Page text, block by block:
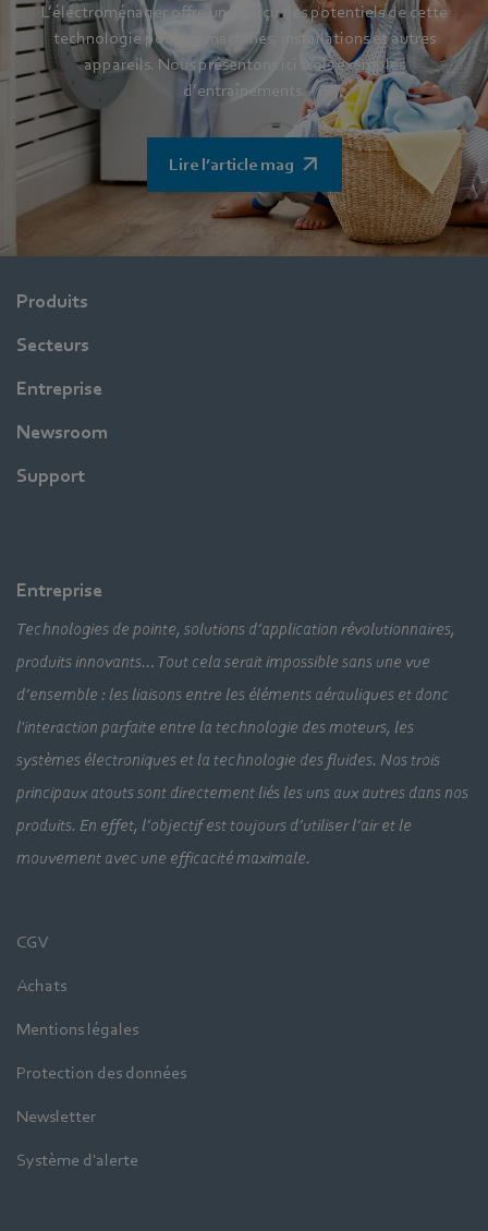
L’électroménager offre un aperçu des potentiels de cette
technologie pour les machines, installations et autres
appareils. Nous présentons ici trois exemples
d’entraînements.
Lire l’article mag
Produits
Secteurs
Entreprise
Newsroom
Support
Entreprise
Technologies de pointe, solutions d’application révolutionnaires,
produits innovants… Tout cela serait impossible sans une vue
d’ensemble : les liaisons entre les éléments aérauliques et donc
l'interaction parfaite entre la technologie des moteurs, les
systèmes électroniques et la technologie des fluides. Nos trois
principaux atouts sont directement liés les uns aux autres dans nos
produits. En effet, l’objectif est toujours d’utiliser l’air et le
mouvement avec une efficacité maximale.
CGV
Achats
Mentions légales
Protection des données
Newsletter
Système d'alerte